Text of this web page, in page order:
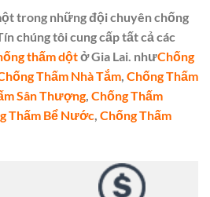
trong những đội chuyên chống
chúng tôi cung cấp tất cả các
thấm dộtở Gia Lai. nhưChống
Thấm Nhà Tắm, Chống Thấm
Sân Thượng, Chống Thấm
Thấm Bể Nước, Chống Thấm